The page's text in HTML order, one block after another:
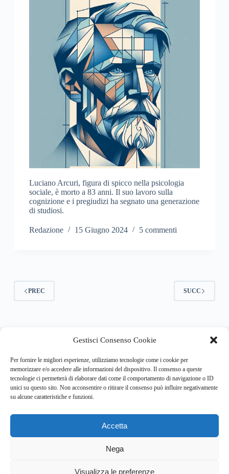
Gestisci Consenso Cookie
Per fornire le migliori esperienze, utilizziamo tecnologie come i cookie per
memorizzare e/o accedere alle informazioni del dispositivo. Il consenso a queste
tecnologie ci permetterà di elaborare dati come il comportamento di navigazione o ID
unici su questo sito. Non acconsentire o ritirare il consenso può influire negativamente
su alcune caratteristiche e funzioni.
Accetta
Nega
Visualizza le preferenze
Luciano Arcuri, figura di spicco nella psicologia
sociale, è morto a 83 anni. Il suo lavoro sulla
cognizione e i pregiudizi ha segnato una generazione
di studiosi.
Redazione 15 Giugno 2024 5 commenti
PREC SUCC
psicologia e salute mentale.
Address:
VIA USODIMARE 3 - 37138 - VERONA (VR)
info@respira.re
045-511-7681